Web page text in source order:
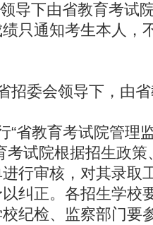
导下由省教育考试
只通知考生本人，
招委会领导下，由
“省教育考试院管理
考试院根据招生政
行审核，对其录取
纠正。各招生学校
纪检、监察部门要